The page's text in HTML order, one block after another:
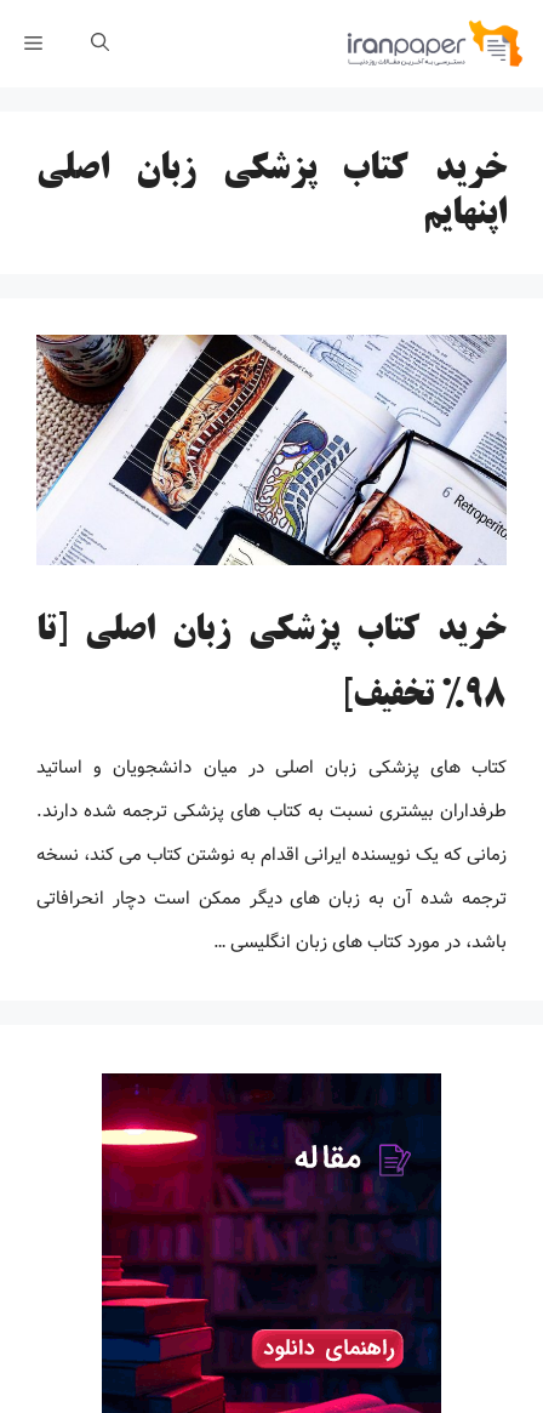
پرش
خرید کتاب پزشکی زبان اصلی
اپنهایم
خرید کتاب پزشکی زبان اصلی [تا
98% تخفیف]
کتاب های پزشکی زبان اصلی در میان دانشجویان و اساتید
طرفداران بیشتری نسبت به کتاب های پزشکی ترجمه شده دارند.
زمانی که یک نویسنده ایرانی اقدام به نوشتن کتاب می کند، نسخه
ترجمه شده آن به زبان های دیگر ممکن است دچار انحرافاتی
باشد، در مورد کتاب های زبان انگلیسی …